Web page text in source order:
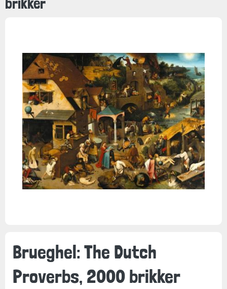
Brueghel: The Dutch
Proverbs, 2000 brikker